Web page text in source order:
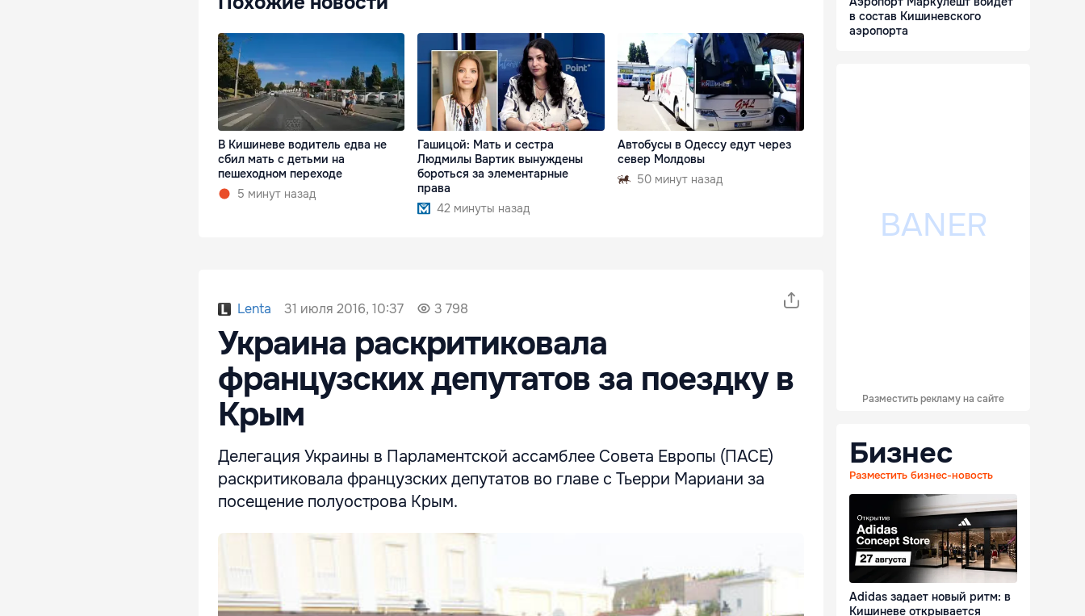
В Кишиневе водитель едва не
сбил мать с детьми на
пешеходном переходе
5 минут назад
Гашицой: Мать и сестра
Людмилы Вартик вынуждены
бороться за элементарные
права
42 минуты назад
Автобусы в Одессу едут через
север Молдовы
50 минут назад
Lenta 31 июля 2016, 10:37 3 798
Украина раскритиковала
французских депутатов за поездку в
Крым
Делегация Украины в Парламентской ассамблее Совета Европы (ПАСЕ)
раскритиковала французских депутатов во главе с Тьерри Мариани за
посещение полуострова Крым.
в состав Кишиневского
аэропорта
Разместить рекламу на сайте
Бизнес
Разместить бизнес-новость
Adidas задает новый ритм: в
Кишиневе открывается